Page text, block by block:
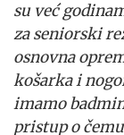
su već
za seniorski
osnovna
košarka i
imamo
pristup o